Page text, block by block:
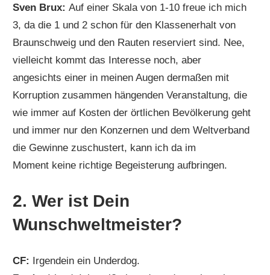
Sven Brux: Auf einer Skala von 1-10 freue ich mich
3, da die 1 und 2 schon für den Klassenerhalt von
Braunschweig und den Rauten reserviert sind. Nee,
vielleicht kommt das Interesse noch, aber
angesichts einer in meinen Augen dermaßen mit
Korruption zusammen hängenden Veranstaltung, die
wie immer auf Kosten der örtlichen Bevölkerung geht
und immer nur den Konzernen und dem Weltverband
die Gewinne zuschustert, kann ich da im
Moment keine richtige Begeisterung aufbringen.
2. Wer ist Dein
Wunschweltmeister?
CF: Irgendein ein Underdog.